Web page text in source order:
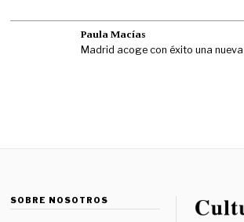
Paula Macías
Madrid acoge con éxito una
SOBRE NOSOTROS